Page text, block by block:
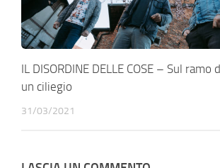
IL DISORDINE DELLE COSE – Sul ramo
un ciliegio
31/03/2021